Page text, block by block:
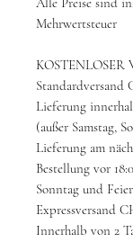
Mehrwertsteuer
KOSTENLOSER
Standardversand
Lieferung
(außer Samstag,
Lieferung am
Bestellung vor
Sonntag und
Expressversand
Innerhalb von 2